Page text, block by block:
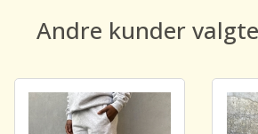
Andre kunder